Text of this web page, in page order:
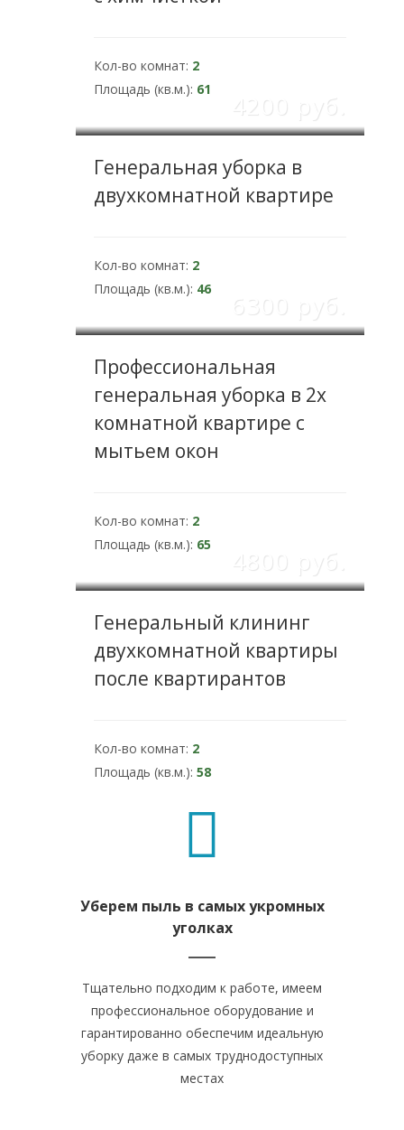
Кол-во комнат: 2
Площадь (кв.м.): 61
4200 pуб.
Генеральная уборка в
двухкомнатной квартире
Кол-во комнат: 2
Площадь (кв.м.): 46
Профессиональная
генеральная уборка в 2х
комнатной квартире с
мытьем окон
Кол-во комнат: 2
Площадь (кв.м.): 65
4800 pуб.
Генеральный клининг
двухкомнатной квартиры
после квартирантов
Кол-во комнат: 2
Площадь (кв.м.): 58
Уберем пыль в самых укромных
уголках
Тщательно подходим к работе, имеем
профессиональное оборудование и
гарантированно обеспечим идеальную
уборку даже в самых труднодоступных
местах